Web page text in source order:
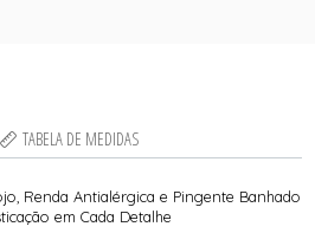
TABELA DE MEDIDAS
Renda Antialérgica e Pingente Banhado
em Cada Detalhe